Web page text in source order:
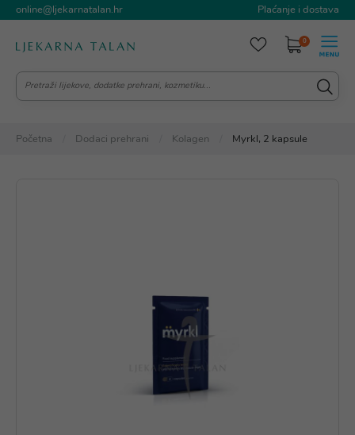
online@ljekarnatalan.hr Plaćanje i dostava
0
Početna Dodaci prehrani Kolagen Myrkl, 2 kapsule